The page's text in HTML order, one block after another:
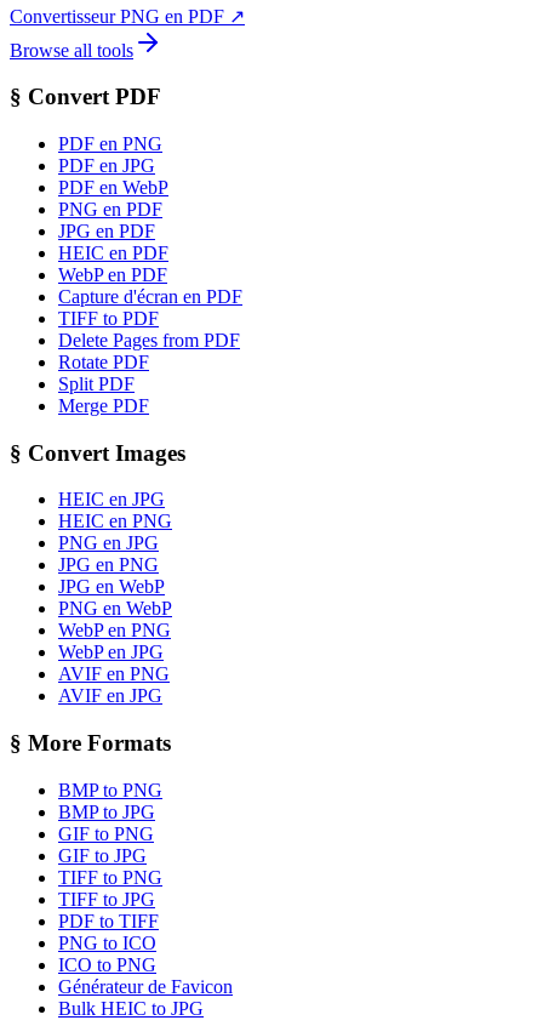
Convertisseur PNG en PDF ↗
Browse all tools
§ Convert PDF
PDF en PNG
PDF en JPG
PDF en WebP
PNG en PDF
JPG en PDF
HEIC en PDF
WebP en PDF
Capture d'écran en PDF
TIFF to PDF
Delete Pages from PDF
Rotate PDF
Split PDF
Merge PDF
§ Convert Images
HEIC en JPG
HEIC en PNG
PNG en JPG
JPG en PNG
JPG en WebP
PNG en WebP
WebP en PNG
WebP en JPG
AVIF en PNG
AVIF en JPG
§ More Formats
BMP to PNG
BMP to JPG
GIF to PNG
GIF to JPG
TIFF to PNG
TIFF to JPG
PDF to TIFF
PNG to ICO
ICO to PNG
Générateur de Favicon
Bulk HEIC to JPG